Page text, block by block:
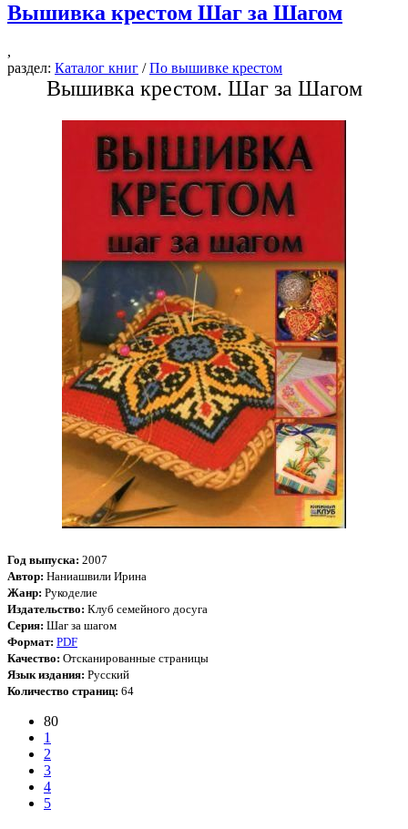
Вышивка крестом Шаг за Шагом
,
раздел: Каталог книг /По вышивке крестом
Вышивка крестом. Шаг за Шагом
Год выпуска: 2007
Автор: Наниашвили Ирина
Жанр: Рукоделие
Издательство: Клуб семейного досуга
Серия: Шаг за шагом
Формат: PDF
Качество: Отсканированные страницы
Язык издания: Русский
Количество страниц: 64
80
1
2
3
4
5